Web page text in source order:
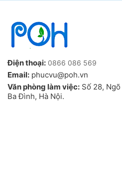
Điện thoại: 0866 086 569
Email: phucvu@poh.vn
Văn phòng làm việc: Số 28,
Ba Đình, Hà Nội.